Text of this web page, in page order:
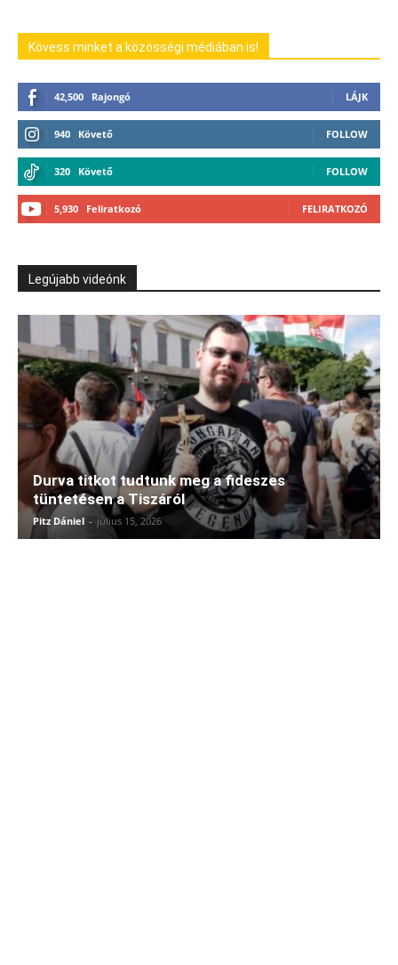
Kövess minket a közösségi médiában is!
42,500 Rajongó LÁJK
940 Követő FOLLOW
320 Követő FOLLOW
5,930 Feliratkozó FELIRATKOZÓ
Legújabb videónk
Durva titkot tudtunk meg a fideszes
tüntetésen a Tiszáról
Pitz Dániel - július 15, 2026